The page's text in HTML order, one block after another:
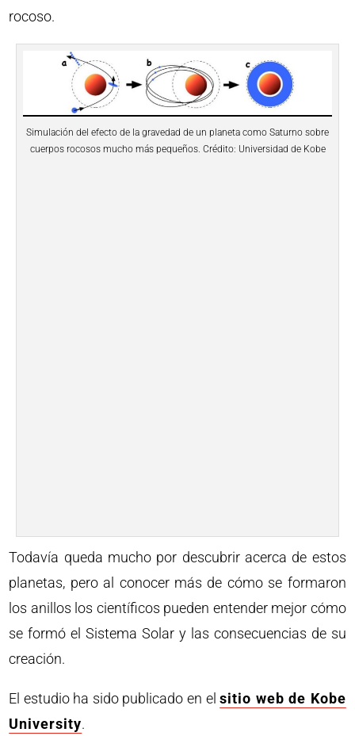
rocoso.
Simulación del efecto de la gravedad de un planeta como Saturno sobre
cuerpos rocosos mucho más pequeños. Crédito: Universidad de Kobe
Todavía queda mucho por descubrir acerca de estos
planetas, pero al conocer más de cómo se formaron
los anillos los científicos pueden entender mejor cómo
se formó el Sistema Solar y las consecuencias de su
creación.
El estudio ha sido publicado en elsitio web de Kobe
University.